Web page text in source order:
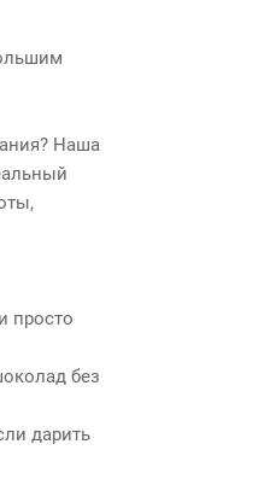
Наша
просто
без
дарить